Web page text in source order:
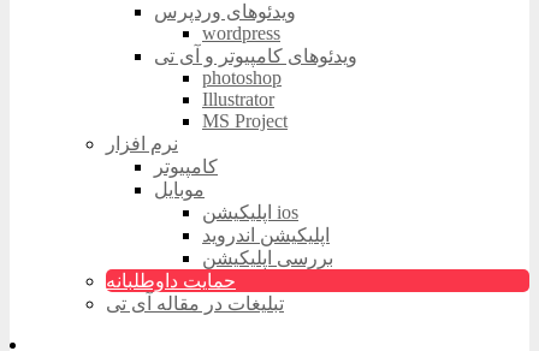
ویدئوهای وردپرس
wordpress
ویدئوهای کامپیوتر و آی تی
photoshop
Illustrator
MS Project
نرم افزار
کامپیوتر
موبایل
اپلیکیشن ios
اپلیکیشن اندروید
بررسی اپلیکیشن
حمایت داوطلبانه
تبلیغات در مقاله آی تی